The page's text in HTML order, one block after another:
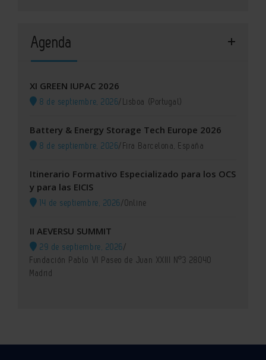
Agenda
XI GREEN IUPAC 2026
8 de septiembre, 2026/Lisboa (Portugal)
Battery & Energy Storage Tech Europe 2026
8 de septiembre, 2026/Fira Barcelona, España
Itinerario Formativo Especializado para los OCS
y para las EICIS
14 de septiembre, 2026/Online
II AEVERSU SUMMIT
29 de septiembre, 2026/
Fundación Pablo VI Paseo de Juan XXIII Nº3 28040
Madrid